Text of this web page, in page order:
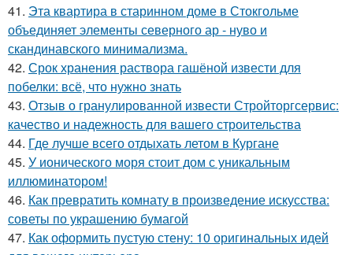
41. Эта квартира в старинном доме в Стокгольме
объединяет элементы северного ар - нуво и
скандинавского минимализма.
42. Срок хранения раствора гашёной извести для
побелки: всё, что нужно знать
43. Отзыв о гранулированной извести Стройторгсервис:
качество и надежность для вашего строительства
44. Где лучше всего отдыхать летом в Кургане
45. У ионического моря стоит дом с уникальным
иллюминатором!
46. Как превратить комнату в произведение искусства:
советы по украшению бумагой
47. Как оформить пустую стену: 10 оригинальных идей